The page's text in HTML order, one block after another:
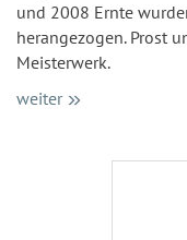
und 2008 Ernte
herangezogen. Prost
Meisterwerk.
weiter